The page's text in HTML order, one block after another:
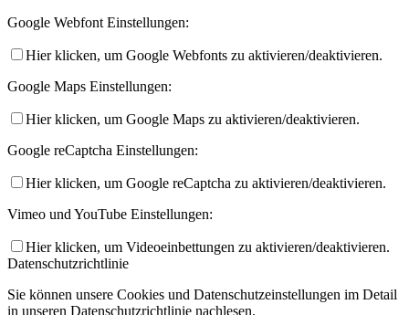
Google Webfont Einstellungen:
Hier klicken, um Google Webfonts zu aktivieren/deaktivieren.
Google Maps Einstellungen:
Hier klicken, um Google Maps zu aktivieren/deaktivieren.
Google reCaptcha Einstellungen:
Hier klicken, um Google reCaptcha zu aktivieren/deaktivieren.
Vimeo und YouTube Einstellungen:
Hier klicken, um Videoeinbettungen zu aktivieren/deaktivieren.
Datenschutzrichtlinie
Sie können unsere Cookies und Datenschutzeinstellungen im Detail
in unseren Datenschutzrichtlinie nachlesen.